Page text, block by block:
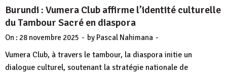
Burundi : Vumera Club affirme l’identité culturelle
du Tambour Sacré en diaspora
On : 28 novembre 2025 - by Pascal Nahimana -
Vumera Club, à travers le tambour, la diaspora initie un
dialogue culturel, soutenant la stratégie nationale de